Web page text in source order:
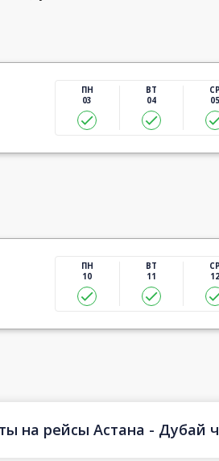
ПН
03
ВТ
04
СР
05
ПН
10
ВТ
11
СР
12
на рейсы Астана - Дубай